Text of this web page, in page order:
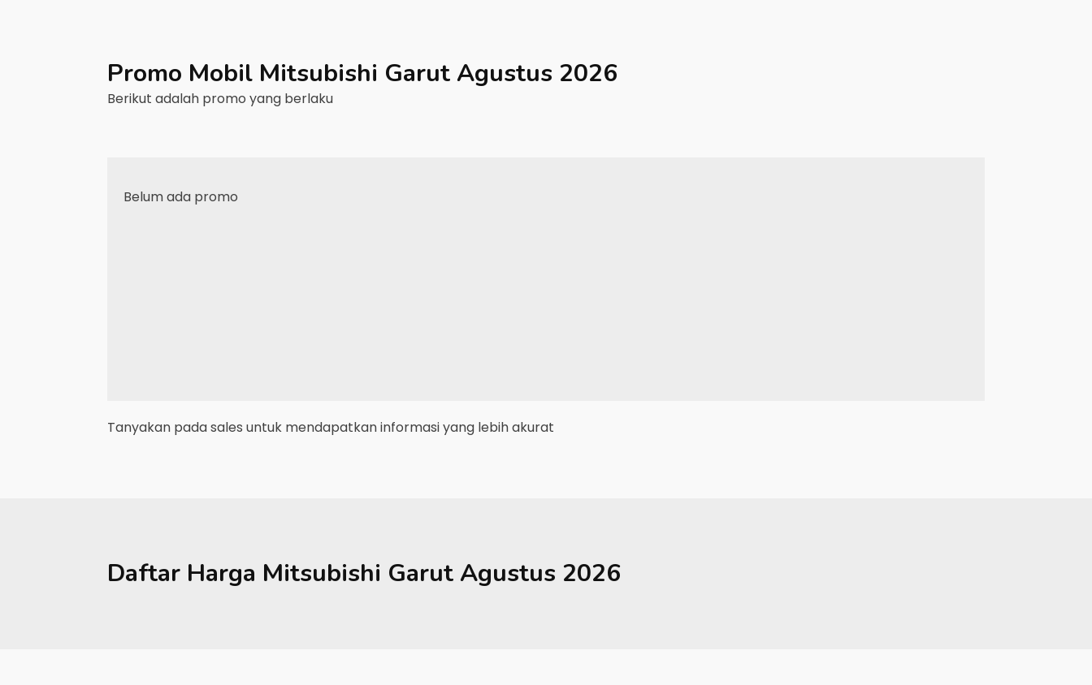
Promo Mobil Mitsubishi GarutAgustus 2026
Berikut adalah promo yang berlaku
Belum ada promo
Tanyakan pada sales untuk mendapatkan informasi yang lebih akurat
Daftar Harga Mitsubishi GarutAgustus 2026